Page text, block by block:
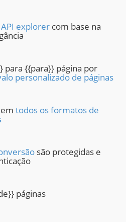
API explorer com base na
para {{para}} página por
personalizado de páginas
todos os formatos de
são protegidas e
páginas